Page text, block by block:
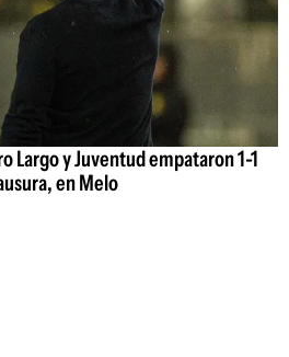
Largo y Juventud empataron 1-1
en Melo